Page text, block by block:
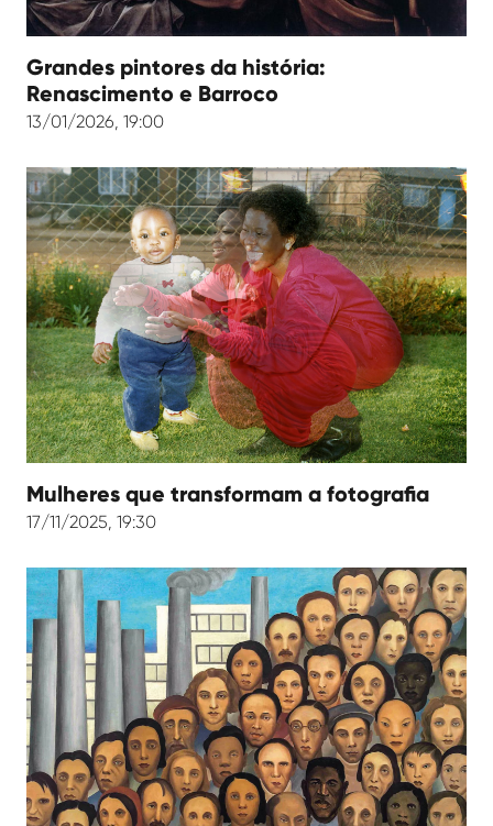
Grandes pintores da história:
Renascimento e Barroco
13/01/2026, 19:00
Mulheres que transformam a fotografia
17/11/2025, 19:30